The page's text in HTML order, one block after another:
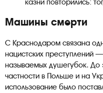
казни повторились:
Машины смерти
С Краснодаром связана
нацистских преступлений
называемых душегубок. До
частности в Польше и на
использование было